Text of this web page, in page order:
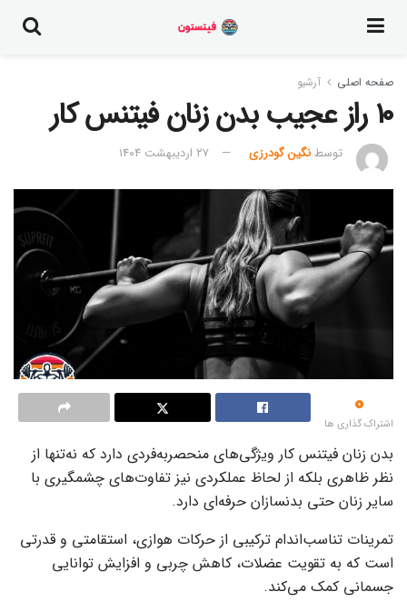
صفحه اصلی آرشیو
۱۰ راز عجیب بدن زنان فیتنس کار
توسطنگین گودرزی ۲۷ اردیبهشت ۱۴۰۴
0
اشتراک گذاری ها
بدن زنان فیتنس کار ویژگی‌های منحصر‌به‌فردی دارد که نه‌تنها از
نظر ظاهری بلکه از لحاظ عملکردی نیز تفاوت‌های چشمگیری با
سایر زنان حتی بدنسازان حرفه‌ای دارد.
تمرینات تناسب‌اندام ترکیبی از حرکات هوازی، استقامتی و قدرتی
است که به تقویت عضلات، کاهش چربی و افزایش توانایی
جسمانی کمک می‌کند.